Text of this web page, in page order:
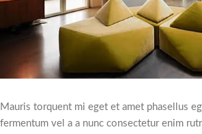
Mauris torquent mi eget et amet phasellus
fermentum vel a a nunc consectetur enim